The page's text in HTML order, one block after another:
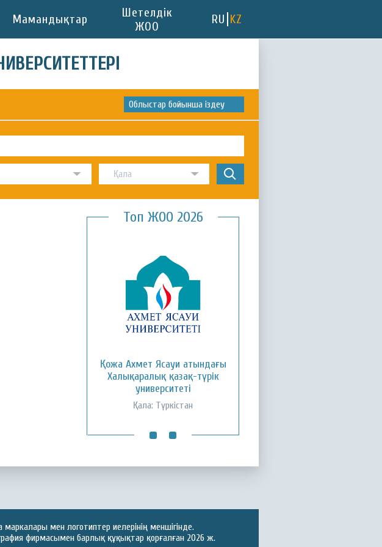
Мамандықтар
Шетелдік
ЖОО
RU KZ
Облыстар бойынша іздеу
Топ ЖОО 2026
Қожа Ахмет Ясауи атындағы
Халықаралық қазақ-түрік
университеті
Қала: Түркістан
Қызылорда ашық
университеті
Қала: Қызылорда
мен логотиптер иелерінің меншігінде.
фирмасымен барлық құқықтар қорғалған 2026 ж.